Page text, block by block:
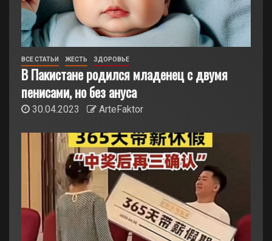
ВСЕ СТАТЬИ ЖЕСТЬ ЗДОРОВЬЕ
В Пакистане родился младенец с двумя
пенисами, но без ануса
30.04.2023 ArteFaktor